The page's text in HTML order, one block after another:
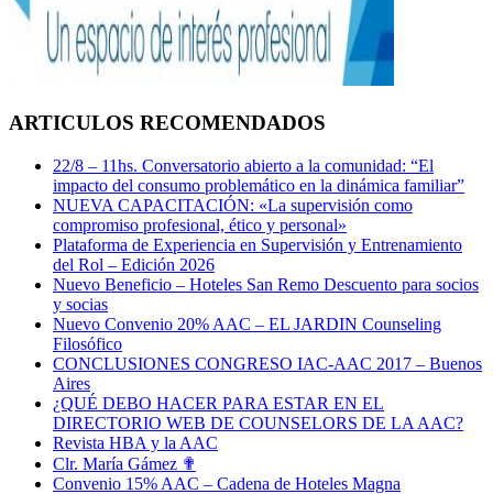
ARTICULOS RECOMENDADOS
22/8 – 11hs. Conversatorio abierto a la comunidad: “El
impacto del consumo problemático en la dinámica familiar”
NUEVA CAPACITACIÓN: «La supervisión como
compromiso profesional, ético y personal»
Plataforma de Experiencia en Supervisión y Entrenamiento
del Rol – Edición 2026
Nuevo Beneficio – Hoteles San Remo Descuento para socios
y socias
Nuevo Convenio 20% AAC – EL JARDIN Counseling
Filosófico
CONCLUSIONES CONGRESO IAC-AAC 2017 – Buenos
Aires
¿QUÉ DEBO HACER PARA ESTAR EN EL
DIRECTORIO WEB DE COUNSELORS DE LA AAC?
Revista HBA y la AAC
Clr. María Gámez ✟
Convenio 15% AAC – Cadena de Hoteles Magna